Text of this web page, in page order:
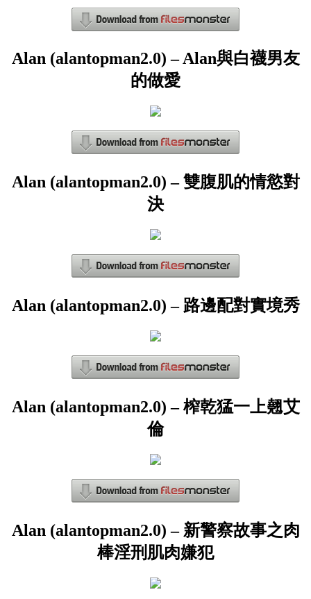
Alan (alantopman2.0) – Alan與白襪男友
的做愛
Alan (alantopman2.0) – 雙腹肌的情慾對
決
Alan (alantopman2.0) – 路邊配對實境秀
Alan (alantopman2.0) – 榨乾猛一上翹艾
倫
Alan (alantopman2.0) – 新警察故事之肉
棒淫刑肌肉嫌犯